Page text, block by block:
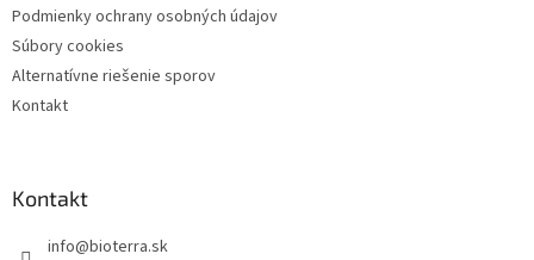
Podmienky ochrany osobných údajov
Súbory cookies
Alternatívne riešenie sporov
Kontakt
Kontakt
info@bioterra.sk